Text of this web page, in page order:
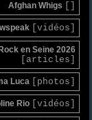
Afghan Whigs
[vidéos]
Rock en Seine 2026
[articles]
Luca [photos]
Rio [vidéos]